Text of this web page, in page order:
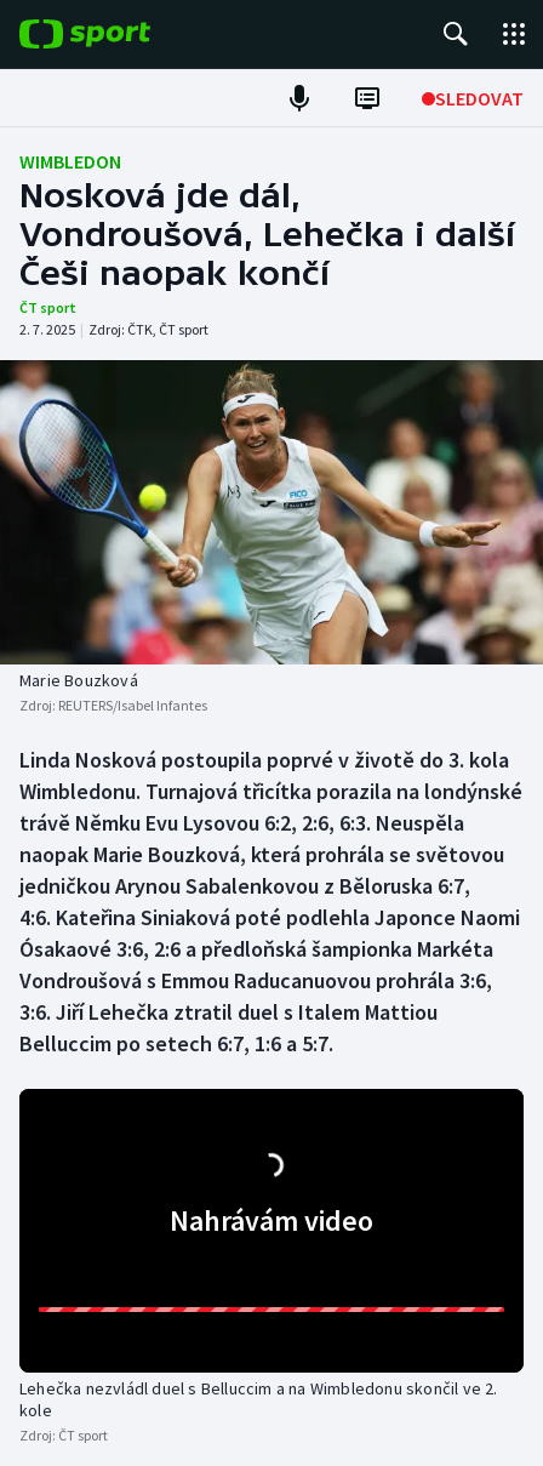
SLEDOVAT
Fotbal
Hokej
Tenis
Atletika
Cyklistika
DALŠÍ SPORTY
Americký fotbal
Baseball a softbal
Basketbal
Biatlon
Box
Curling
Dostihy
Florbal
Futsal
Golf
Judo
Krasobruslení
Lezení
NEPŘEHLÉDNĚTE
Historické návraty
Aplikace ČT sport
WIMBLEDON
Nosková jde dál,
Vondroušová, Lehečka i další
Češi naopak končí
ČT sport
2. 7. 2025 | Zdroj: ČTK, ČT sport
Marie Bouzková
Zdroj: REUTERS/Isabel Infantes
Linda Nosková postoupila poprvé v životě do 3. kola
Wimbledonu. Turnajová třicítka porazila na londýnské
trávě Němku Evu Lysovou 6:2, 2:6, 6:3. Neuspěla
naopak Marie Bouzková, která prohrála se světovou
jedničkou Arynou Sabalenkovou z Běloruska 6:7,
4:6. Kateřina Siniaková poté podlehla Japonce Naomi
Ósakaové 3:6, 2:6 a předloňská šampionka Markéta
Vondroušová s Emmou Raducanuovou prohrála 3:6,
3:6. Jiří Lehečka ztratil duel s Italem Mattiou
Belluccim po setech 6:7, 1:6 a 5:7.
Nahrávám video
Lehečka nezvládl duel s Belluccim a na Wimbledonu skončil ve 2.
kole
Zdroj: ČT sport